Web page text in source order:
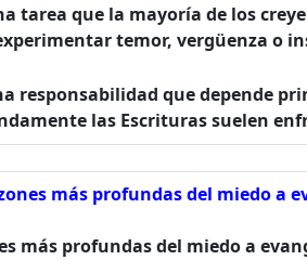
tarea que la mayoría de los
temor, vergüenza o
responsabilidad que depende
las Escrituras suelen
más profundas del miedo a
más profundas del miedo a